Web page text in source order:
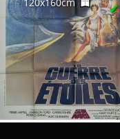
120x160cm ✔